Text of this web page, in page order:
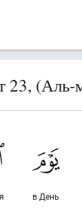
23,
в День